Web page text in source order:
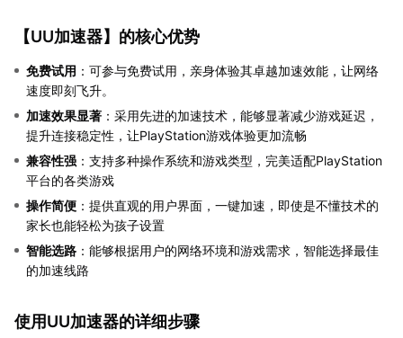
【UU加速器】的核心优势
免费试用 ：可参与免费试用，亲身体验其卓越加速效能，让网络
速度即刻飞升。
加速效果显著 ：采用先进的加速技术，能够显著减少游戏延迟，
提升连接稳定性，让PlayStation游戏体验更加流畅
兼容性强 ：支持多种操作系统和游戏类型，完美适配PlayStation
平台的各类游戏
操作简便 ：提供直观的用户界面，一键加速，即使是不懂技术的
家长也能轻松为孩子设置
智能选路 ：能够根据用户的网络环境和游戏需求，智能选择最佳
的加速线路
使用UU加速器的详细步骤